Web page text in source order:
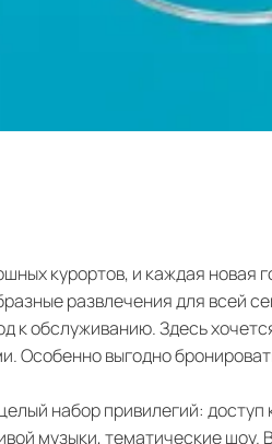
курортов, и каждая
развлечения для всей
к обслуживанию. Здесь
Особенно выгодно
набор привилегий:
музыки, тематические